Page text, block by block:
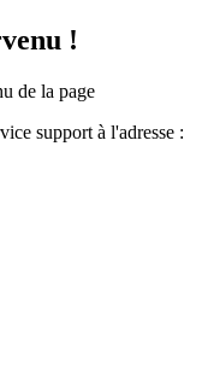
!
de la page
support à l'adresse :